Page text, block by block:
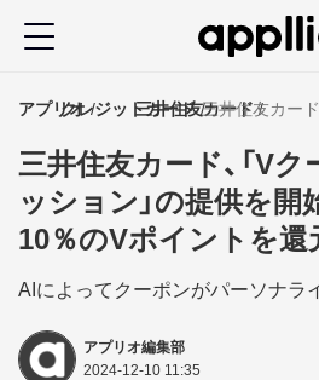
ン
ツ
移
アプリオクレジットカード三井住友カード三井住友カー
三井住友カード、「Vク
ッション」の提供を
10％のVポイントを還
AIによってクーポンがパーソナラ
アプリオ編集部
2024-12-10 11:35